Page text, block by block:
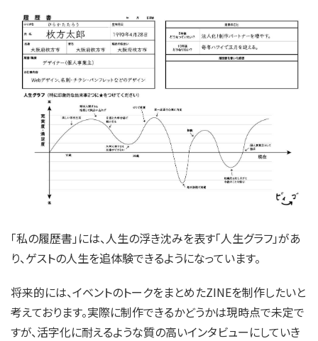
「私の履歴書」には、人生の浮き沈みを表す「人生グラフ」があ
り、ゲストの人生を追体験できるようになっています。
将来的には、イベントのトークをまとめたZINEを制作したいと
考えております。実際に制作できるかどうかは現時点で未定で
すが、活字化に耐えるような質の高いインタビューにしていき